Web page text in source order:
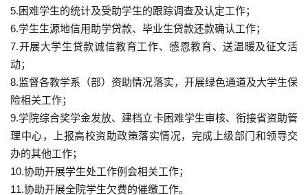
5.困难学生的统计及受助学生的跟踪调查及认定工作；
6.学生生源地信用助学贷款、毕业生贷款还款确认工作；
7.开展大学生贷款诚信教育工作、感恩教育、送温暖及征文活
动；
8.监督各教学系（部）资助情况落实，开展绿色通道及大学生保
险相关工作；
9.学院综合奖学金发放、建档立卡困难学生审核、衔接省资助管
理中心，上报高校资助政策落实情况，完成上级部门和领导交
办的其他工作；
10.协助开展学生处工作例会相关工作；
11.协助开展全院学生欠费的催缴工作。